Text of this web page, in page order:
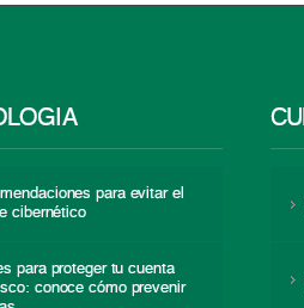
para evitar el
cibernético
para proteger tu cuenta
conoce cómo prevenir